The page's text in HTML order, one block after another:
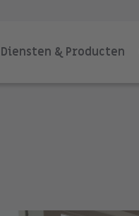
Diensten & Producten